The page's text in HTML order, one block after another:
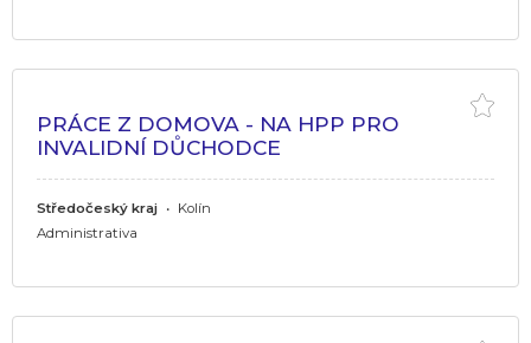
PRÁCE Z DOMOVA - NA HPP PRO
INVALIDNÍ DŮCHODCE
Středočeský kraj • Kolín
Administrativa